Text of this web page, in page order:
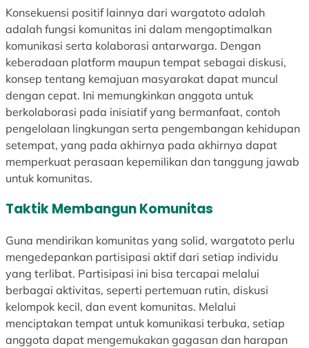
ik
i
n
a
n
e
m
i
s
k
i
n
a
n
Konsekuensi positif lainnya dari wargatoto adalah
adalah fungsi komunitas ini dalam mengoptimalkan
komunikasi serta kolaborasi antarwarga. Dengan
keberadaan platform maupun tempat sebagai diskusi,
konsep tentang kemajuan masyarakat dapat muncul
dengan cepat. Ini memungkinkan anggota untuk
berkolaborasi pada inisiatif yang bermanfaat, contoh
pengelolaan lingkungan serta pengembangan kehidupan
setempat, yang pada akhirnya pada akhirnya dapat
memperkuat perasaan kepemilikan dan tanggung jawab
untuk komunitas.
Taktik Membangun Komunitas
Guna mendirikan komunitas yang solid, wargatoto perlu
mengedepankan partisipasi aktif dari setiap individu
yang terlibat. Partisipasi ini bisa tercapai melalui
berbagai aktivitas, seperti pertemuan rutin, diskusi
kelompok kecil, dan event komunitas. Melalui
menciptakan tempat untuk komunikasi terbuka, setiap
anggota dapat mengemukakan gagasan dan harapan